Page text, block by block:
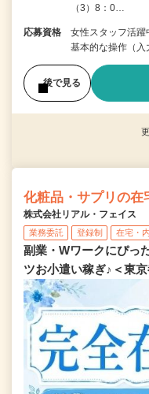
（3）8：0…
応募資格
女性スタッフ活
基本的な操作（入
後で見る
化粧品・サプリの在
株式会社リアル・フェイス
業務委託 登録制 在宅・
副業・Wワークにぴっ
ツお小遣い稼ぎ♪＜東京